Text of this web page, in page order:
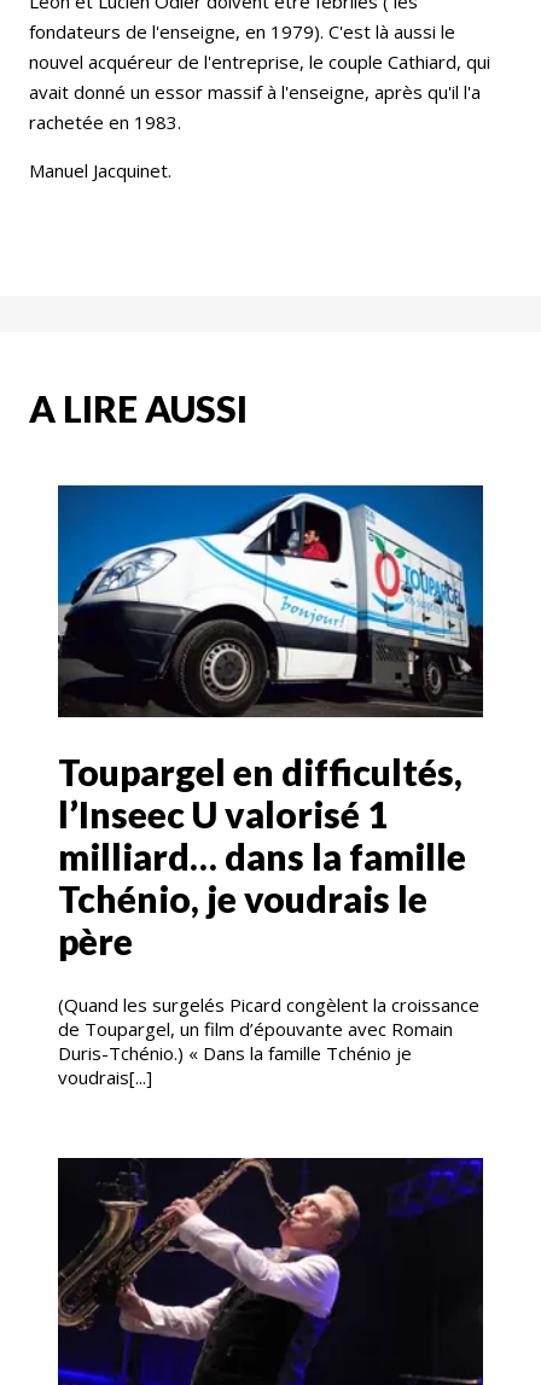
fondateurs de l'enseigne, en 1979). C'est là aussi le
nouvel acquéreur de l'entreprise, le couple Cathiard, qui
avait donné un essor massif à l'enseigne, après qu'il l'a
rachetée en 1983.
Manuel Jacquinet.
A LIRE AUSSI
Toupargel en difficultés,
l’Inseec U valorisé 1
milliard… dans la famille
Tchénio, je voudrais le
père
(Quand les surgelés Picard congèlent la croissance
de Toupargel, un film d’épouvante avec Romain
Duris-Tchénio.) « Dans la famille Tchénio je
voudrais[...]